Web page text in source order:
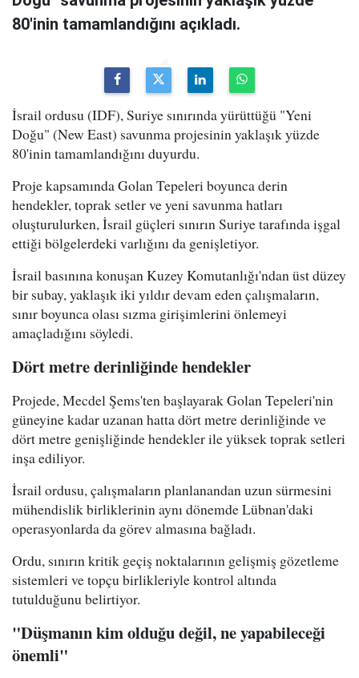
80'inin tamamlandığını açıkladı.
İsrail ordusu (IDF), Suriye sınırında yürüttüğü "Yeni
Doğu" (New East) savunma projesinin yaklaşık yüzde
80'inin tamamlandığını duyurdu.
Proje kapsamında Golan Tepeleri boyunca derin
hendekler, toprak setler ve yeni savunma hatları
oluşturulurken, İsrail güçleri sınırın Suriye tarafında işgal
ettiği bölgelerdeki varlığını da genişletiyor.
İsrail basınına konuşan Kuzey Komutanlığı'ndan üst düzey
bir subay, yaklaşık iki yıldır devam eden çalışmaların,
sınır boyunca olası sızma girişimlerini önlemeyi
amaçladığını söyledi.
Dört metre derinliğinde hendekler
Projede, Mecdel Şems'ten başlayarak Golan Tepeleri'nin
güneyine kadar uzanan hatta dört metre derinliğinde ve
dört metre genişliğinde hendekler ile yüksek toprak setleri
inşa ediliyor.
İsrail ordusu, çalışmaların planlanandan uzun sürmesini
mühendislik birliklerinin aynı dönemde Lübnan'daki
operasyonlarda da görev almasına bağladı.
Ordu, sınırın kritik geçiş noktalarının gelişmiş gözetleme
sistemleri ve topçu birlikleriyle kontrol altında
tutulduğunu belirtiyor.
"Düşmanın kim olduğu değil, ne yapabileceği
önemli"